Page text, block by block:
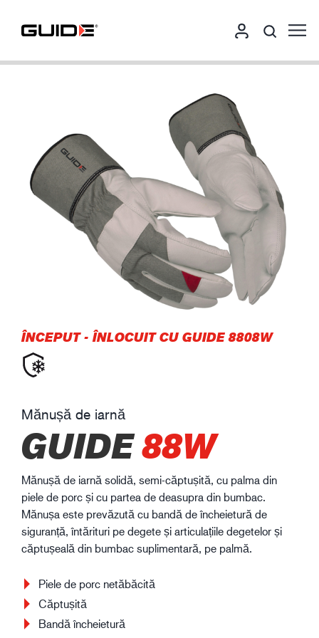
ÎNCEPUT- ÎNLOCUIT CU GUIDE 8808W
Mănușă de iarnă
GUIDE88W
Mănușă de iarnă solidă, semi-căptușită, cu palma din
piele de porc și cu partea de deasupra din bumbac.
Mănușa este prevăzută cu bandă de încheietură de
siguranță, întărituri pe degete și articulațiile degetelor și
căptușeală din bumbac suplimentară, pe palmă.
Piele de porc netăbăcită
Căptușită
Bandă încheietură